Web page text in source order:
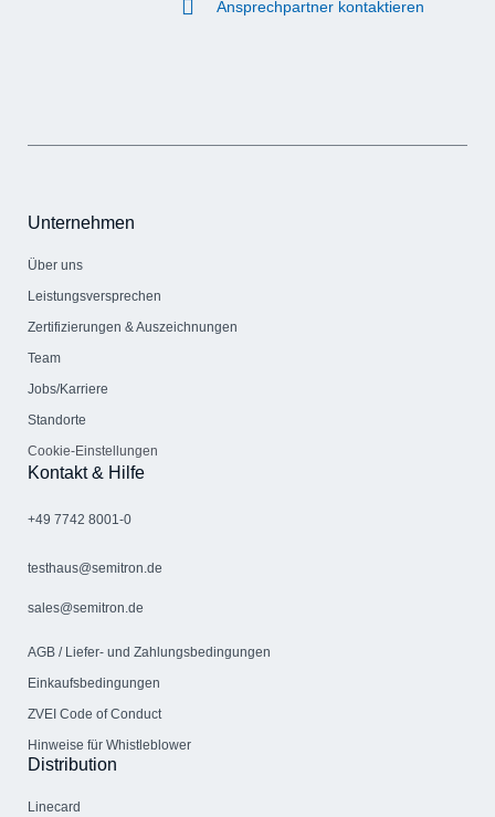
Ansprechpartner kontaktieren
Unternehmen
Über uns
Leistungsversprechen
Zertifizierungen & Auszeichnungen
Team
Jobs/Karriere
Standorte
Cookie-Einstellungen
Kontakt & Hilfe
+49 7742 8001-0
testhaus@semitron.de
sales@semitron.de
AGB / Liefer- und Zahlungs­bedingungen
Einkaufsbedingungen
ZVEI Code of Conduct
Hinweise für Whistleblower
Distribution
Linecard